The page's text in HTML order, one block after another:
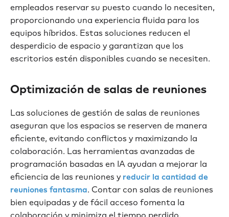
empleados reservar su puesto cuando lo necesiten,
proporcionando una experiencia fluida para los
equipos híbridos. Estas soluciones reducen el
desperdicio de espacio y garantizan que los
escritorios estén disponibles cuando se necesiten.
Optimización de salas de reuniones
Las soluciones de gestión de salas de reuniones
aseguran que los espacios se reserven de manera
eficiente, evitando conflictos y maximizando la
colaboración. Las herramientas avanzadas de
programación basadas en IA ayudan a mejorar la
eficiencia de las reuniones y reducir la cantidad de
reuniones fantasma. Contar con salas de reuniones
bien equipadas y de fácil acceso fomenta la